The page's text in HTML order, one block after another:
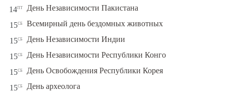
14пт День Независимости Пакистана
15сб Всемирный день бездомных животных
15сб День Независимости Индии
15сб День Независимости Республики Конго
15сб День Освобождения Республики Корея
15сб День археолога